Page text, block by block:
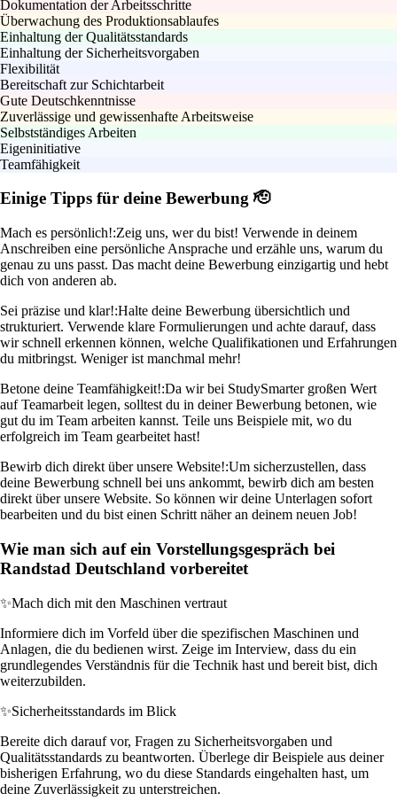
Dokumentation der Arbeitsschritte
Überwachung des Produktionsablaufes
Einhaltung der Qualitätsstandards
Einhaltung der Sicherheitsvorgaben
Flexibilität
Bereitschaft zur Schichtarbeit
Gute Deutschkenntnisse
Zuverlässige und gewissenhafte Arbeitsweise
Selbstständiges Arbeiten
Eigeninitiative
Teamfähigkeit
Einige Tipps für deine Bewerbung 🫡
Mach es persönlich!:Zeig uns, wer du bist! Verwende in deinem
Anschreiben eine persönliche Ansprache und erzähle uns, warum du
genau zu uns passt. Das macht deine Bewerbung einzigartig und hebt
dich von anderen ab.
Sei präzise und klar!:Halte deine Bewerbung übersichtlich und
strukturiert. Verwende klare Formulierungen und achte darauf, dass
wir schnell erkennen können, welche Qualifikationen und Erfahrungen
du mitbringst. Weniger ist manchmal mehr!
Betone deine Teamfähigkeit!:Da wir bei StudySmarter großen Wert
auf Teamarbeit legen, solltest du in deiner Bewerbung betonen, wie
gut du im Team arbeiten kannst. Teile uns Beispiele mit, wo du
erfolgreich im Team gearbeitet hast!
Bewirb dich direkt über unsere Website!:Um sicherzustellen, dass
deine Bewerbung schnell bei uns ankommt, bewirb dich am besten
direkt über unsere Website. So können wir deine Unterlagen sofort
bearbeiten und du bist einen Schritt näher an deinem neuen Job!
Wie man sich auf ein Vorstellungsgespräch bei
Randstad Deutschland vorbereitet
✨Mach dich mit den Maschinen vertraut
Informiere dich im Vorfeld über die spezifischen Maschinen und
Anlagen, die du bedienen wirst. Zeige im Interview, dass du ein
grundlegendes Verständnis für die Technik hast und bereit bist, dich
weiterzubilden.
✨Sicherheitsstandards im Blick
Bereite dich darauf vor, Fragen zu Sicherheitsvorgaben und
Qualitätsstandards zu beantworten. Überlege dir Beispiele aus deiner
bisherigen Erfahrung, wo du diese Standards eingehalten hast, um
deine Zuverlässigkeit zu unterstreichen.